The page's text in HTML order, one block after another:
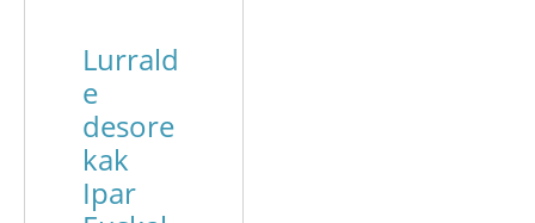
Lurrald
e
desore
kak
Ipar